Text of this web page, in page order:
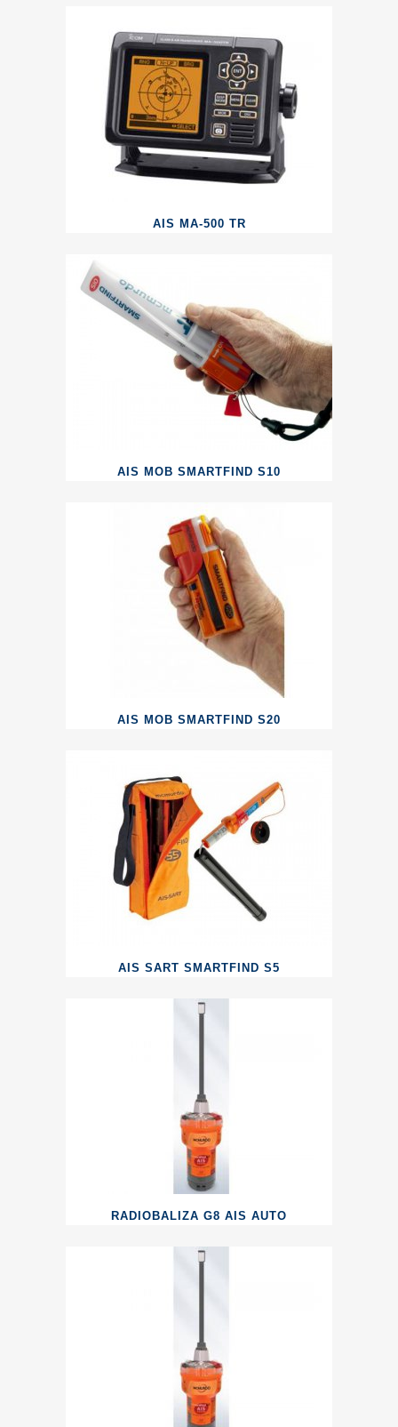
AIS MA-500 TR
AIS MOB SMARTFIND S10
AIS MOB SMARTFIND S20
AIS SART SMARTFIND S5
RADIOBALIZA G8 AIS AUTO